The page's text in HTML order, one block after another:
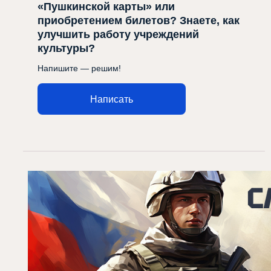
«Пушкинской карты» или
приобретением билетов? Знаете, как
улучшить работу учреждений
культуры?
Напишите — решим!
Написать